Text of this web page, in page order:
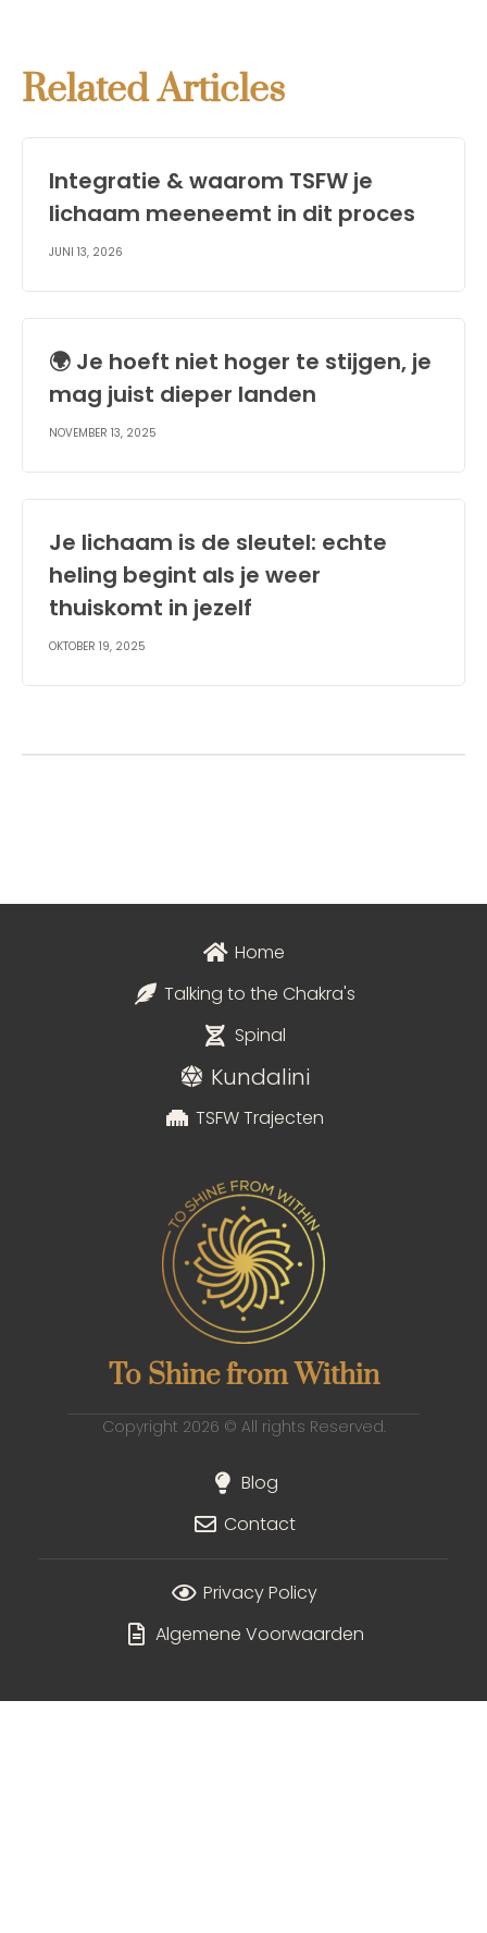
Related Articles
Integratie & waarom TSFW je
lichaam meeneemt in dit proces
JUNI 13, 2026
🌍 Je hoeft niet hoger te stijgen, je
mag juist dieper landen
NOVEMBER 13, 2025
Je lichaam is de sleutel: echte
heling begint als je weer
thuiskomt in jezelf
OKTOBER 19, 2025
Home
Talking to the Chakra's
Spinal
Kundalini
TSFW Trajecten
To Shine from Within
Copyright 2026 © All rights Reserved.
Blog
Contact
Privacy Policy
Algemene Voorwaarden